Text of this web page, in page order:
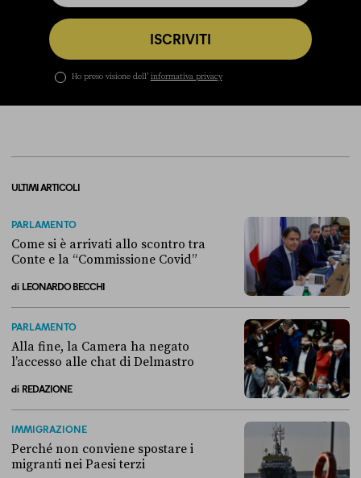
ISCRIVITI
Ho preso visione dell’ informativa privacy
ULTIMI ARTICOLI
PARLAMENTO
Come si è arrivati allo scontro tra
Conte e la “Commissione Covid”
di LEONARDO BECCHI
PARLAMENTO
Alla fine, la Camera ha negato
l’accesso alle chat di Delmastro
di REDAZIONE
IMMIGRAZIONE
Perché non conviene spostare i
migranti nei Paesi terzi